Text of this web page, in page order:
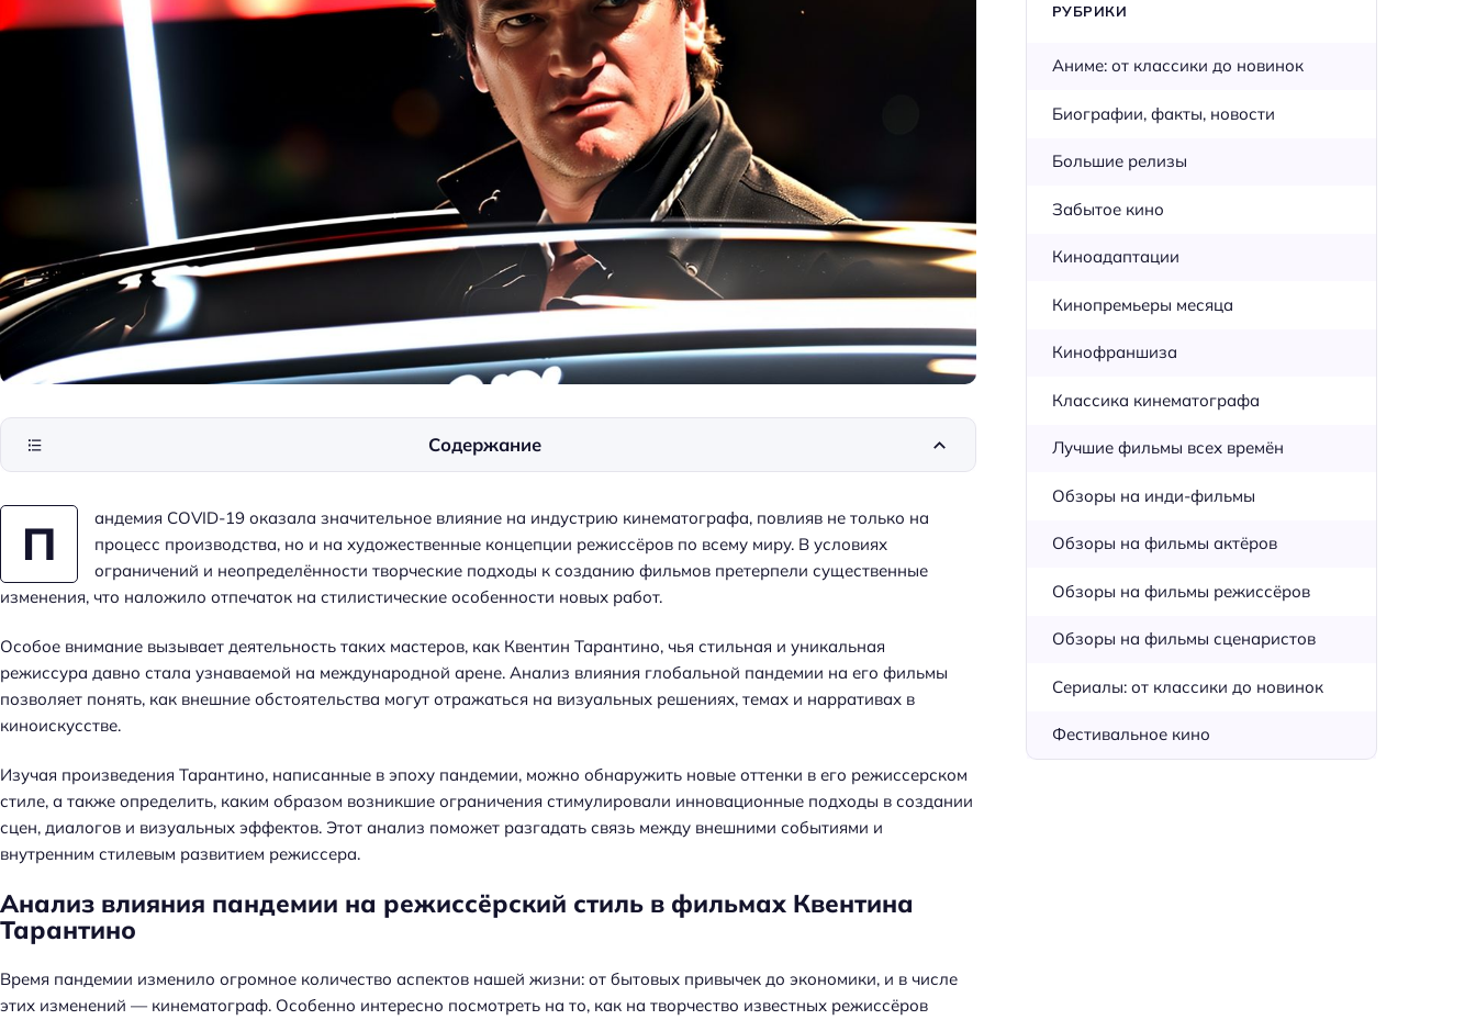
П
андемия COVID-19 оказала значительное влияние на индустрию кинематографа, повлияв не только на
процесс производства, но и на художественные концепции режиссёров по всему миру. В условиях
ограничений и неопределённости творческие подходы к созданию фильмов претерпели существенные
изменения, что наложило отпечаток на стилистические особенности новых работ.
Особое внимание вызывает деятельность таких мастеров, как Квентин Тарантино, чья стильная и уникальная
режиссура давно стала узнаваемой на международной арене. Анализ влияния глобальной пандемии на его фильмы
позволяет понять, как внешние обстоятельства могут отражаться на визуальных решениях, темах и нарративах в
киноискусстве.
Изучая произведения Тарантино, написанные в эпоху пандемии, можно обнаружить новые оттенки в его режиссерском
стиле, а также определить, каким образом возникшие ограничения стимулировали инновационные подходы в создании
сцен, диалогов и визуальных эффектов. Этот анализ поможет разгадать связь между внешними событиями и
внутренним стилевым развитием режиссера.
Анализ влияния пандемии на режиссёрский стиль в фильмах Квентина
Тарантино
Время пандемии изменило огромное количество аспектов нашей жизни: от бытовых привычек до экономики, и в числе
этих изменений — кинематограф. Особенно интересно посмотреть на то, как на творчество известных режиссёров
Содержание
РУБРИКИ
Аниме: от классики до новинок
Биографии, факты, новости
Большие релизы
Забытое кино
Киноадаптации
Кинопремьеры месяца
Кинофраншиза
Классика кинематографа
Лучшие фильмы всех времён
Обзоры на инди-фильмы
Обзоры на фильмы актёров
Обзоры на фильмы режиссёров
Обзоры на фильмы сценаристов
Сериалы: от классики до новинок
Фестивальное кино